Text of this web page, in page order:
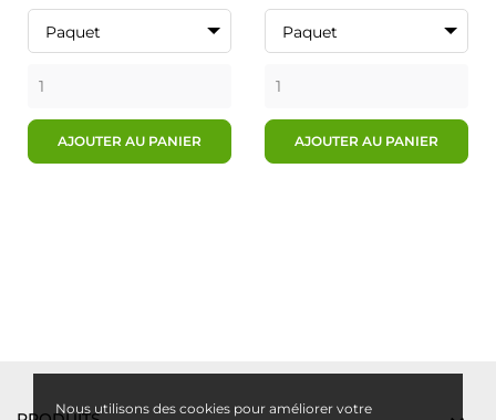
Nous utilisons des cookies pour améliorer votre
Paquet
AJOUTER AU PANIER
Paquet
AJOUTER AU PANIER